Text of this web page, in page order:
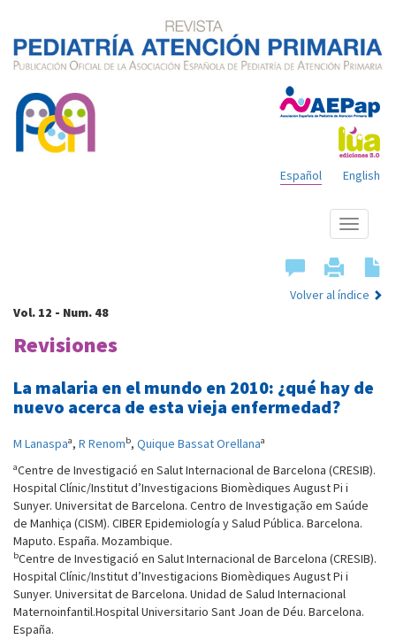
English
Español
Mostrar
menú
Volver al índice
Vol. 12 - Num. 48
Revisiones
La malaria en el mundo en 2010: ¿qué hay de
nuevo acerca de esta vieja enfermedad?
M Lanaspaa, R Renomb, Quique Bassat Orellanaa
aCentre de Investigació en Salut Internacional de Barcelona (CRESIB).
Hospital Clínic/Institut d’Investigacions Biomèdiques August Pi i
Sunyer. Universitat de Barcelona. Centro de Investigação em Saúde
de Manhiça (CISM). CIBER Epidemiología y Salud Pública. Barcelona.
Maputo. España. Mozambique.
bCentre de Investigació en Salut Internacional de Barcelona (CRESIB).
Hospital Clínic/Institut d’Investigacions Biomèdiques August Pi i
Sunyer. Universitat de Barcelona. Unidad de Salud Internacional
Maternoinfantil.Hospital Universitario Sant Joan de Déu. Barcelona.
España.